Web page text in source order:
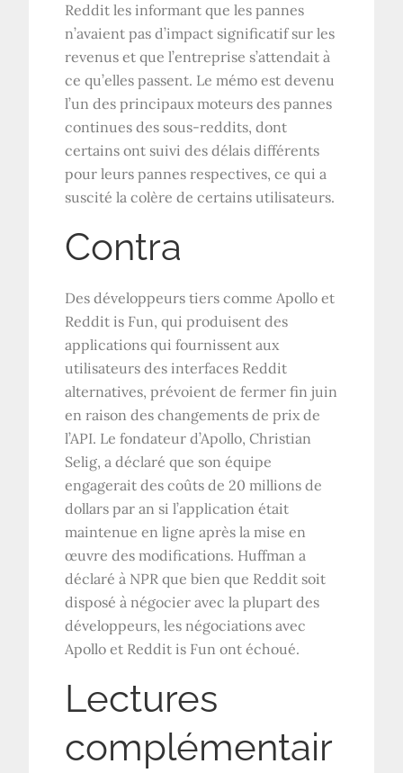
Reddit les informant que les pannes
n’avaient pas d’impact significatif sur les
revenus et que l’entreprise s’attendait à
ce qu’elles passent. Le mémo est devenu
l’un des principaux moteurs des pannes
continues des sous-reddits, dont
certains ont suivi des délais différents
pour leurs pannes respectives, ce qui a
suscité la colère de certains utilisateurs.
Contra
Des développeurs tiers comme Apollo et
Reddit is Fun, qui produisent des
applications qui fournissent aux
utilisateurs des interfaces Reddit
alternatives, prévoient de fermer fin juin
en raison des changements de prix de
l’API. Le fondateur d’Apollo, Christian
Selig, a déclaré que son équipe
engagerait des coûts de 20 millions de
dollars par an si l’application était
maintenue en ligne après la mise en
œuvre des modifications. Huffman a
déclaré à NPR que bien que Reddit soit
disposé à négocier avec la plupart des
développeurs, les négociations avec
Apollo et Reddit is Fun ont échoué.
Lectures
complémentair